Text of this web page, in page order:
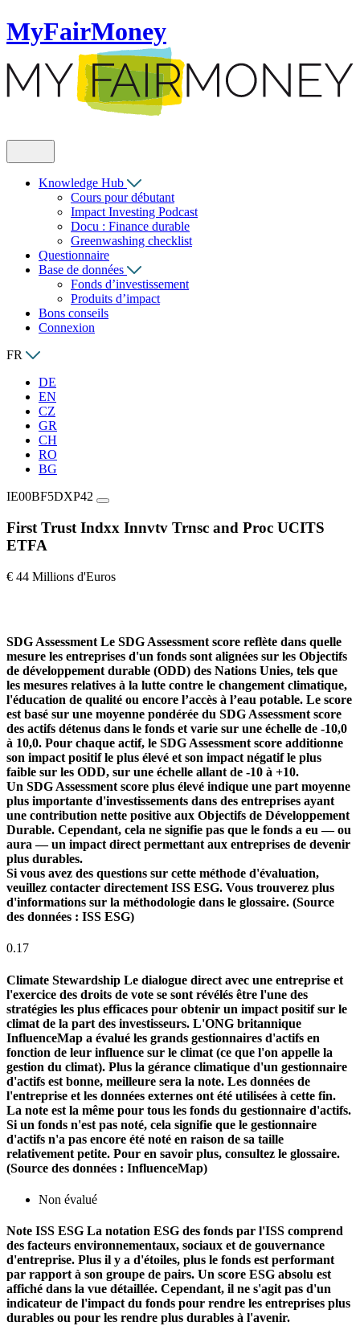
MyFairMoney
Knowledge Hub
Cours pour débutant
Impact Investing Podcast
Docu : Finance durable
Greenwashing checklist
Questionnaire
Base de données
Fonds d’investissement
Produits d’impact
Bons conseils
Connexion
FR
DE
EN
CZ
GR
CH
RO
BG
IE00BF5DXP42
First Trust Indxx Innvtv Trnsc and Proc UCITS
ETFA
€ 44 Millions d'Euros
SDG Assessment Le SDG Assessment score reflète dans quelle
mesure les entreprises d'un fonds sont alignées sur les Objectifs
de développement durable (ODD) des Nations Unies, tels que
les mesures relatives à la lutte contre le changement climatique,
l'éducation de qualité ou encore l’accès à l’eau potable. Le score
est basé sur une moyenne pondérée du SDG Assessment score
des actifs détenus dans le fonds et varie sur une échelle de -10,0
à 10,0. Pour chaque actif, le SDG Assessment score additionne
son impact positif le plus élevé et son impact négatif le plus
faible sur les ODD, sur une échelle allant de -10 à +10.
Un SDG Assessment score plus élevé indique une part moyenne
plus importante d'investissements dans des entreprises ayant
une contribution nette positive aux Objectifs de Développement
Durable. Cependant, cela ne signifie pas que le fonds a eu — ou
aura — un impact direct permettant aux entreprises de devenir
plus durables.
Si vous avez des questions sur cette méthode d'évaluation,
veuillez contacter directement ISS ESG. Vous trouverez plus
d'informations sur la méthodologie dans le glossaire. (Source
des données : ISS ESG)
0.17
Climate Stewardship Le dialogue direct avec une entreprise et
l'exercice des droits de vote se sont révélés être l'une des
stratégies les plus efficaces pour obtenir un impact positif sur le
climat de la part des investisseurs. L'ONG britannique
InfluenceMap a évalué les grands gestionnaires d'actifs en
fonction de leur influence sur le climat (ce que l'on appelle la
gestion du climat). Plus la gérance climatique d'un gestionnaire
d'actifs est bonne, meilleure sera la note. Les données de
l'entreprise et les données externes ont été utilisées à cette fin.
La note est la même pour tous les fonds du gestionnaire d'actifs.
Si un fonds n'est pas noté, cela signifie que le gestionnaire
d'actifs n'a pas encore été noté en raison de sa taille
relativement petite. Pour en savoir plus, consultez le glossaire.
(Source des données : InfluenceMap)
Non évalué
Note ISS ESG La notation ESG des fonds par l'ISS comprend
des facteurs environnementaux, sociaux et de gouvernance
d'entreprise. Plus il y a d'étoiles, plus le fonds est performant
par rapport à son groupe de pairs. Un score ESG absolu est
affiché dans la vue détaillée. Cependant, il ne s'agit pas d'un
indicateur de l'impact du fonds pour rendre les entreprises plus
durables ou pour les rendre plus durables à l'avenir.